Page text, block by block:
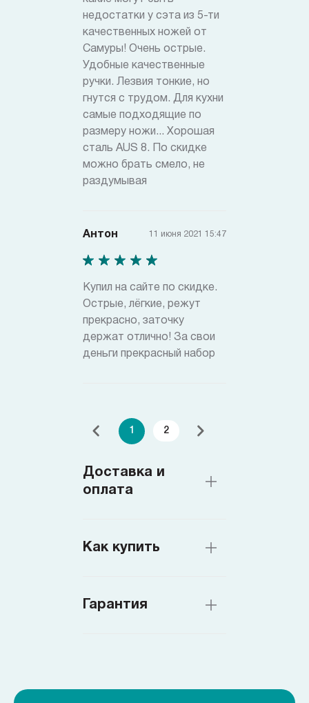
недостатки у сэта из 5-ти
качественных ножей от
Самуры! Очень острые.
Удобные качественные
ручки. Лезвия тонкие, но
гнутся с трудом. Для кухни
самые подходящие по
размеру ножи... Хорошая
сталь AUS 8. По скидке
можно брать смело, не
раздумывая
Антон 11 июня 2021 15:47
Купил на сайте по скидке.
Острые, лёгкие, режут
прекрасно, заточку
держат отлично! За свои
деньги прекрасный набор
1 2
Доставка и
оплата
Как купить
Гарантия